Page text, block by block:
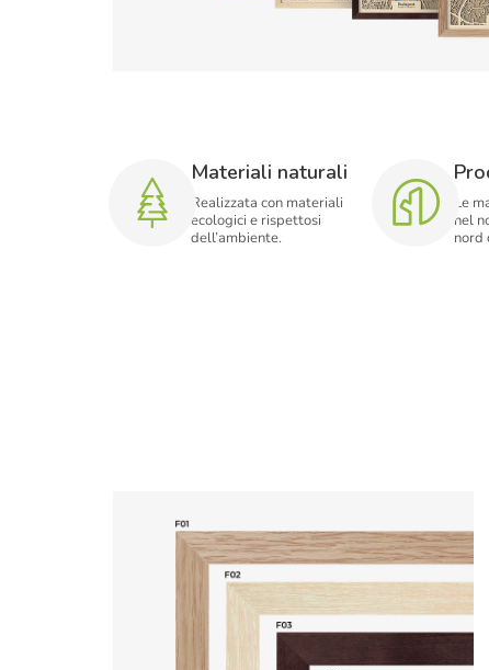
Materiali naturali
Realizzata con materiali
ecologici e rispettosi
dell’ambiente.
Le
nel
nord